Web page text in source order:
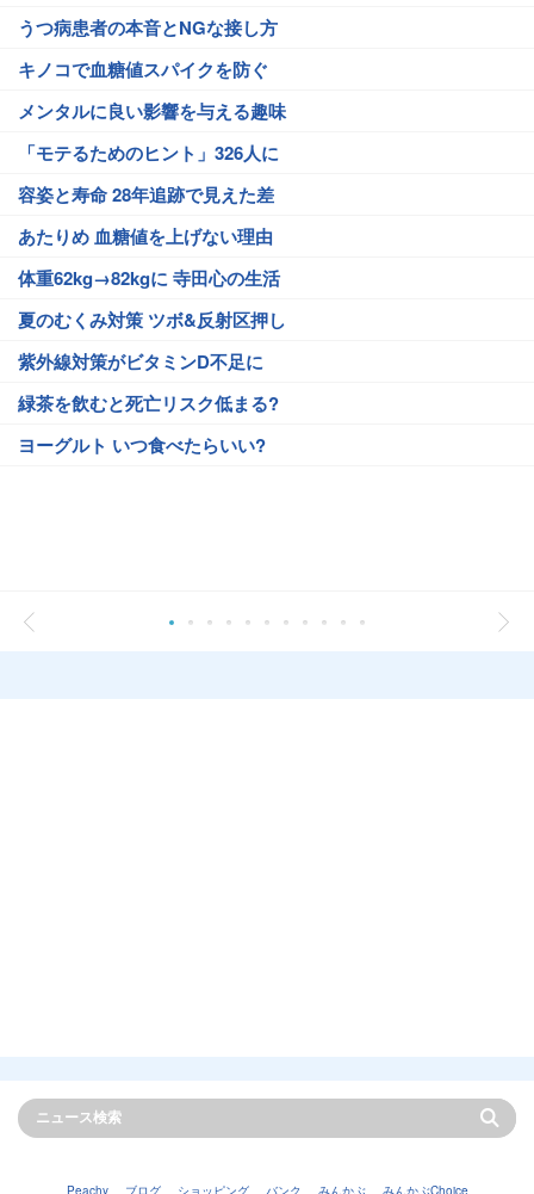
うつ病患者の本音とNGな接し方
キノコで血糖値スパイクを防ぐ
メンタルに良い影響を与える趣味
「モテるためのヒント」326人に
容姿と寿命 28年追跡で見えた差
あたりめ 血糖値を上げない理由
体重62kg→82kgに 寺田心の生活
夏のむくみ対策 ツボ&反射区押し
紫外線対策がビタミンD不足に
緑茶を飲むと死亡リスク低まる?
ヨーグルト いつ食べたらいい?
Peachy ブログ ショッピング バンク みんかぶ みんかぶChoice